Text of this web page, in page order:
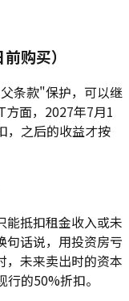
购买）
条款"保护，可以继
方面，2027年7月1
，之后的收益才按
能抵扣租金收入或未
句话说，用投资房亏
未来卖出时的资本
的50%折扣。